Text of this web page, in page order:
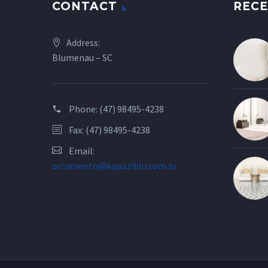
CONTACT
Address:
Blumenau – SC
Phone: (47) 98495-4238
Fax: (47) 98495-4238
Email:
orcamento@kapaziblu.com.br